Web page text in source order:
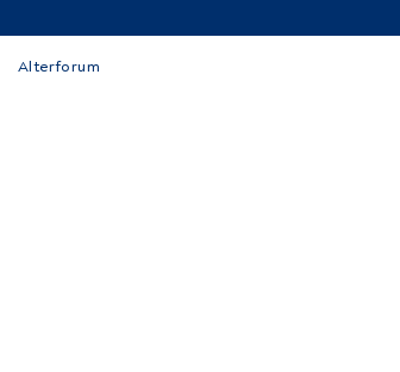
Alterforum